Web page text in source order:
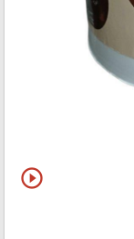
play_circle_outline